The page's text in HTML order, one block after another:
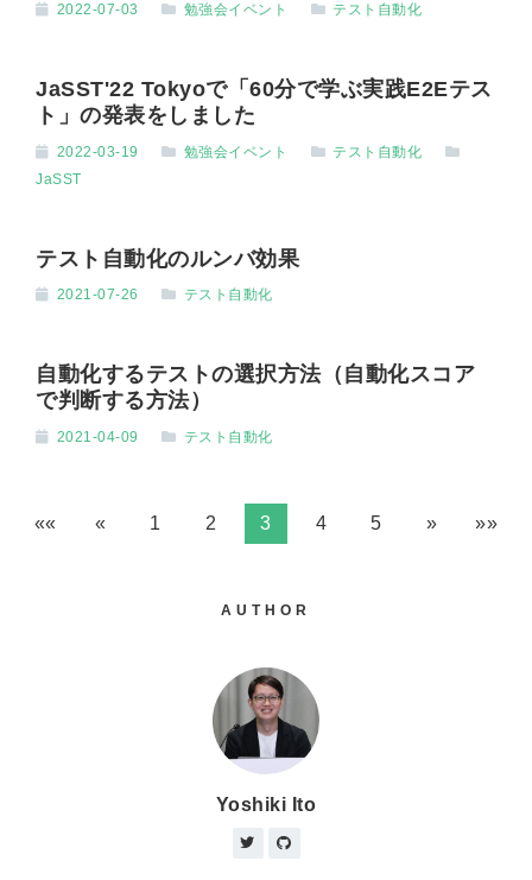
2022-07-03 勉強会イベント テスト自動化
JaSST'22 Tokyoで「60分で学ぶ実践E2Eテス
ト」の発表をしました
2022-03-19 勉強会イベント
テスト自動化
JaSST
テスト自動化のルンバ効果
2021-07-26 テスト自動化
自動化するテストの選択方法（自動化スコア
で判断する方法）
2021-04-09 テスト自動化
«« « 1 2 3 4 5 » »»
AUTHOR
Yoshiki Ito